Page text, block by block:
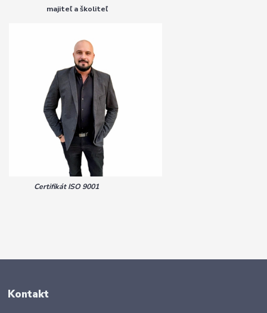
majiteľ a školiteľ
Certifikát ISO 9001
Kontakt